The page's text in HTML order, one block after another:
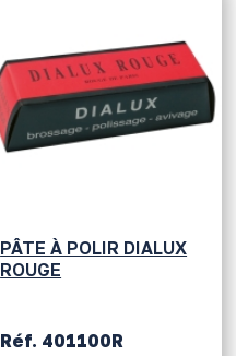
PÂTE À POLIR DIALUX
ROUGE
Réf. 401100R